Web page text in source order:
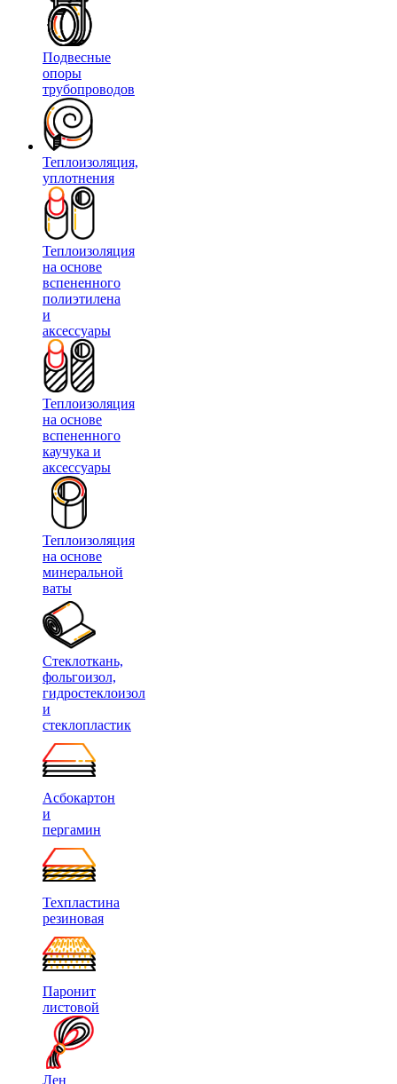
Подвесные
опоры
трубопроводов
Теплоизоляция,
уплотнения
Теплоизоляция
на основе
вспененного
полиэтилена
и
аксессуары
Теплоизоляция
на основе
вспененного
каучука и
аксессуары
Теплоизоляция
на основе
минеральной
ваты
Стеклоткань,
фольгоизол,
гидростеклоизол
и
стеклопластик
Асбокартон
и
пергамин
Техпластина
резиновая
Паронит
листовой
Лен